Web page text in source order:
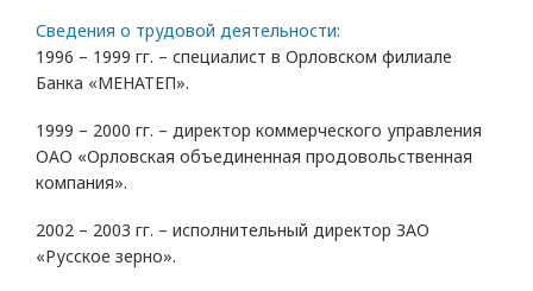
Сведения о трудовой деятельности:
1996 – 1999 гг. – специалист в Орловском филиале
Банка «МЕНАТЕП».
1999 – 2000 гг. – директор коммерческого управления
ОАО «Орловская объединенная продовольственная
компания».
2002 – 2003 гг. – исполнительный директор ЗАО
«Русское зерно».